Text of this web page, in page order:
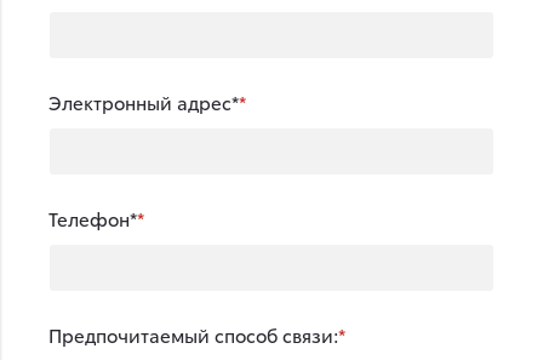
Электронный адрес*
Телефон*
Предпочитаемый способ связи: